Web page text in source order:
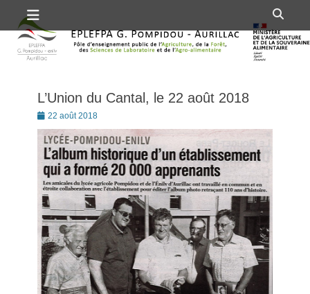
au
contenu
Premier menu
L’Union du Cantal, le 22 août 2018
Posté
le
22 août 2018